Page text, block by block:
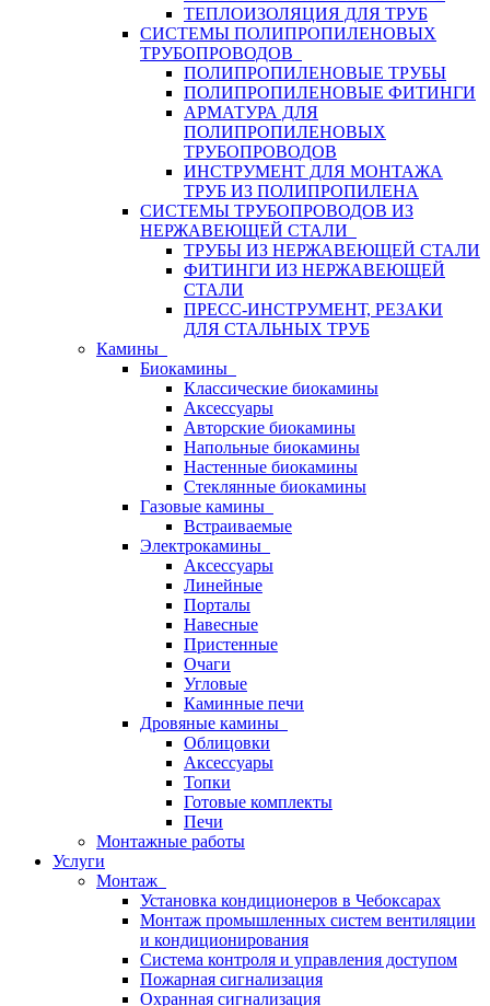
ТЕПЛОИЗОЛЯЦИЯ ДЛЯ ТРУБ
СИСТЕМЫ ПОЛИПРОПИЛЕНОВЫХ
ТРУБОПРОВОДОВ
ПОЛИПРОПИЛЕНОВЫЕ ТРУБЫ
ПОЛИПРОПИЛЕНОВЫЕ ФИТИНГИ
АРМАТУРА ДЛЯ
ПОЛИПРОПИЛЕНОВЫХ
ТРУБОПРОВОДОВ
ИНСТРУМЕНТ ДЛЯ МОНТАЖА
ТРУБ ИЗ ПОЛИПРОПИЛЕНА
СИСТЕМЫ ТРУБОПРОВОДОВ ИЗ
НЕРЖАВЕЮЩЕЙ СТАЛИ
ТРУБЫ ИЗ НЕРЖАВЕЮЩЕЙ СТАЛИ
ФИТИНГИ ИЗ НЕРЖАВЕЮЩЕЙ
СТАЛИ
ПРЕСС-ИНСТРУМЕНТ, РЕЗАКИ
ДЛЯ СТАЛЬНЫХ ТРУБ
Камины
Биокамины
Классические биокамины
Аксессуары
Авторские биокамины
Напольные биокамины
Настенные биокамины
Стеклянные биокамины
Газовые камины
Встраиваемые
Электрокамины
Аксессуары
Линейные
Порталы
Навесные
Пристенные
Очаги
Угловые
Каминные печи
Дровяные камины
Облицовки
Аксессуары
Топки
Готовые комплекты
Печи
Монтажные работы
Услуги
Монтаж
Установка кондиционеров в Чебоксарах
Монтаж промышленных систем вентиляции
и кондиционирования
Система контроля и управления доступом
Пожарная сигнализация
Охранная сигнализация